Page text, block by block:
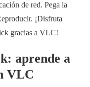
de red. Pega la
¡Disfruta
gracias a VLC!
aprende a
VLC